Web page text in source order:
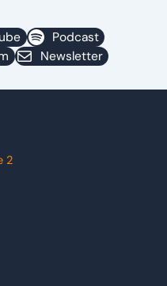
Podcast
Newsletter
2